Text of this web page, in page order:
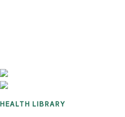
HEALTH LIBRARY